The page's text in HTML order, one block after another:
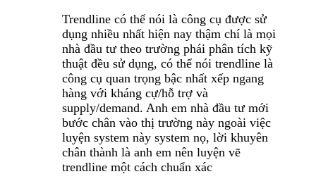
Trendline có thể nói là công cụ được sử
dụng nhiều nhất hiện nay thậm chí là mọi
nhà đầu tư theo trường phái phân tích kỹ
thuật đều sử dụng, có thể nói trendline là
công cụ quan trọng bậc nhất xếp ngang
hàng với kháng cự/hỗ trợ và
supply/demand. Anh em nhà đầu tư mới
bước chân vào thị trường này ngoài việc
luyện system này system nọ, lời khuyên
chân thành là anh em nên luyện vẽ
trendline một cách chuẩn xác